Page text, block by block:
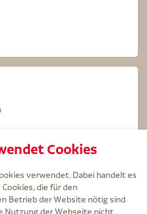
Cookies
verwendet. Dabei handelt es
die für den
Betrieb der Website nötig sind
Nutzung der Webseite nicht